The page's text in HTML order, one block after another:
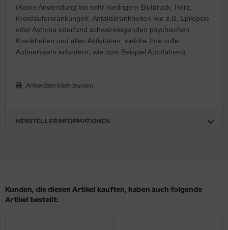
(Keine Anwendung bei sehr niedrigem Blutdruck, Herz,-
Kreislauferkrankungen, Anfallskrankheiten wie z.B. Epilepsie
oder Asthma oder/und schwerwiegenden psychischen
Krankheiten und allen Aktivitäten, welche Ihre volle
Aufmerksam erfordern, wie zum Beispiel Autofahren).
Artikeldatenblatt drucken
HERSTELLER INFORMATIONEN
Kunden, die diesen Artikel kauften, haben auch folgende
Artikel bestellt: